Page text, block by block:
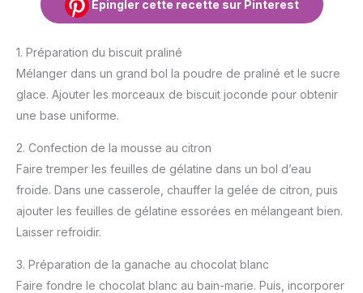
Épingler cette recette sur Pinterest
1. Préparation du biscuit praliné
Mélanger dans un grand bol la poudre de praliné et le sucre
glace. Ajouter les morceaux de biscuit joconde pour obtenir
une base uniforme.
2. Confection de la mousse au citron
Faire tremper les feuilles de gélatine dans un bol d’eau
froide. Dans une casserole, chauffer la gelée de citron, puis
ajouter les feuilles de gélatine essorées en mélangeant bien.
Laisser refroidir.
3. Préparation de la ganache au chocolat blanc
Faire fondre le chocolat blanc au bain-marie. Puis, incorporer